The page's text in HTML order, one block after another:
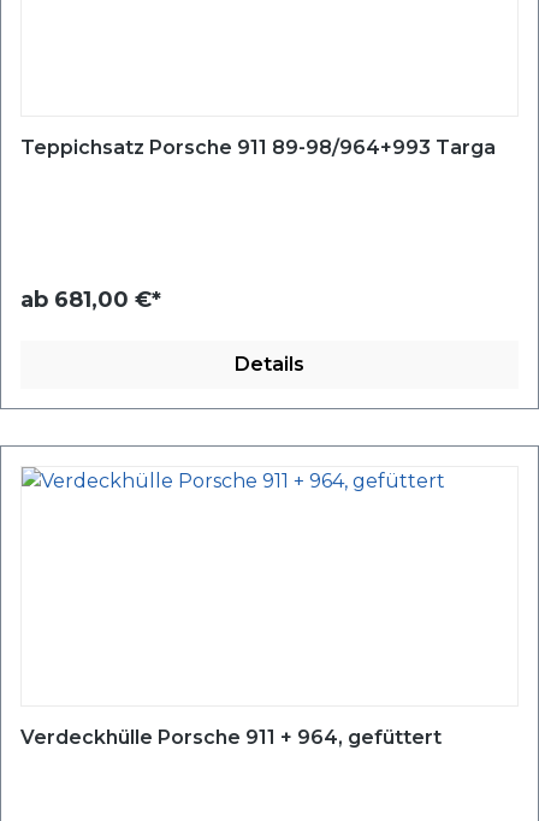
Teppichsatz Porsche 911 89-98/964+993 Targa
ab 681,00 €*
Details
Verdeckhülle Porsche 911 + 964, gefüttert